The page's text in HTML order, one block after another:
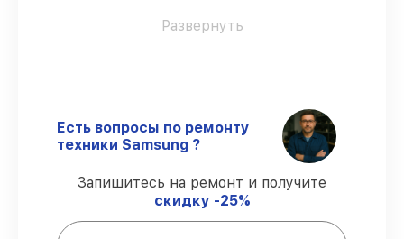
Только фирменные комплектующие
соблюдаем сроки восстановления
телефона Galaxy A04s, согласованные с
клиентом.
предоставляем официальное
гарантийное сопровождение после
восстановления.
Развернуть
Есть вопросы по ремонту
техники Samsung ?
Запишитесь на ремонт и получите
скидку -25%